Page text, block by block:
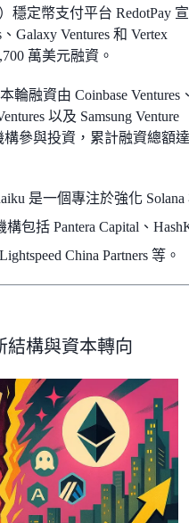
穩定幣支付平台 RedotPay 宣
Galaxy Ventures 和 Vertex
萬美元融資。
輪融資由 Coinbase Ventures
以及 Samsung Venture
構參與投資，累計融資總額
是一個專注於強化 Solana
包括 Pantera Capital、
China Partners 等。
結構與資本轉向